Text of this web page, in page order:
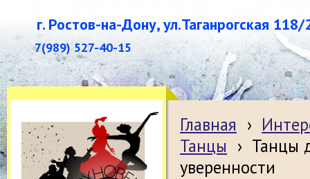
г. Ростов-на-Дону, ул.Таганрогская 118/
7(989) 527-40-15
Главная ›
Танцы › Танцы
уверенности